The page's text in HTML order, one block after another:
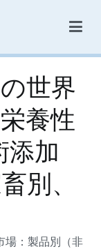
世界
養性
添加
別、
場：製品別（非